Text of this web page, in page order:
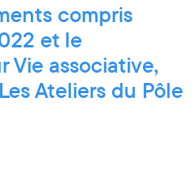
compris
et le
Vie associative,
Ateliers du Pôle